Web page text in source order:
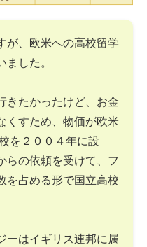
が、欧米への高校留学
した。
きたかったけど、お金
くすため、物価が欧米
を２００４年に設
らの依頼を受けて、フ
を占める形で国立高校
ーはイギリス連邦に属